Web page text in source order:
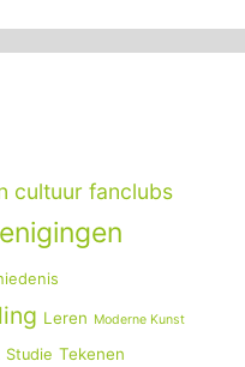
cultuur fanclubs
Leren Moderne Kunst
Studie Tekenen